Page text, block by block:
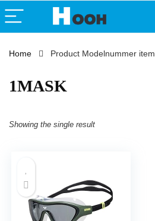
Home Product Modelnummer item
‎1MASK
Showing the single result